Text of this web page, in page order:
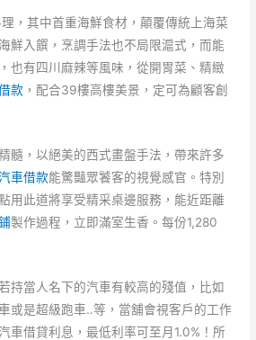
，其中首重海鮮食材，顛覆傳統上海菜
鮮入饌，烹調手法也不局限滬式，而能
也有四川麻辣等風味，從開胃菜、精緻
款 ，配合39樓高樓美景，定可為顧客創
髓，以絕美的西式畫盤手法，帶來許多
車借款能驚豔眾饕客的視覺感官。特別
用此道將享受精采桌邊服務，能近距離
製作過程，立即滿室生香。每份1,280
持當人名下的汽車有較高的殘值，比如
或是超級跑車‥等，當舖會視客戶的工作
車借貸利息，最低利率可至月1.0%！所